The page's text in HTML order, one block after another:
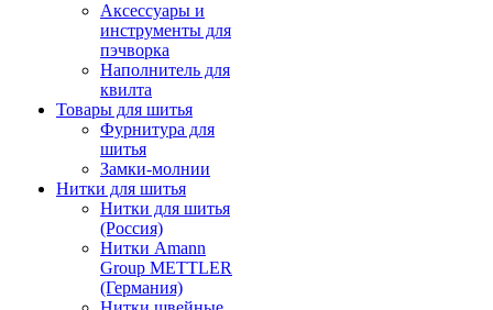
Аксессуары и
инструменты для
пэчворка
Наполнитель для
квилта
Товары для шитья
Фурнитура для
шитья
Замки-молнии
Нитки для шитья
Нитки для шитья
(Россия)
Нитки Amann
Group METTLER
(Германия)